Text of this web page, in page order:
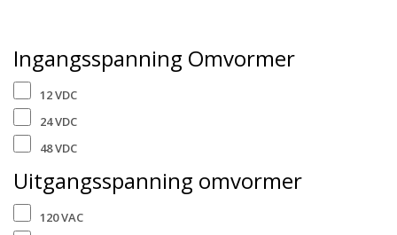
Ingangsspanning Omvormer
12 VDC
24 VDC
48 VDC
Uitgangsspanning omvormer
120 VAC